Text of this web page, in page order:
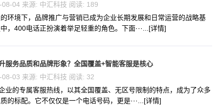
04 来源: 中汇科技 阅读: 189
环境下，品牌推广与营销已成为企业长期发展和日常运营的战略基
，400电话正扮演着举足轻重的角色。下面···...[详情]
服务品质和品牌形象？全国覆盖+智能客服是核心
03 来源: 中汇科技 阅读: 32
业的专属客服热线，以其全国覆盖、无区号限制的特点，成为了众多
的标配。它不仅仅是一个电话号码，更是···...[详情]